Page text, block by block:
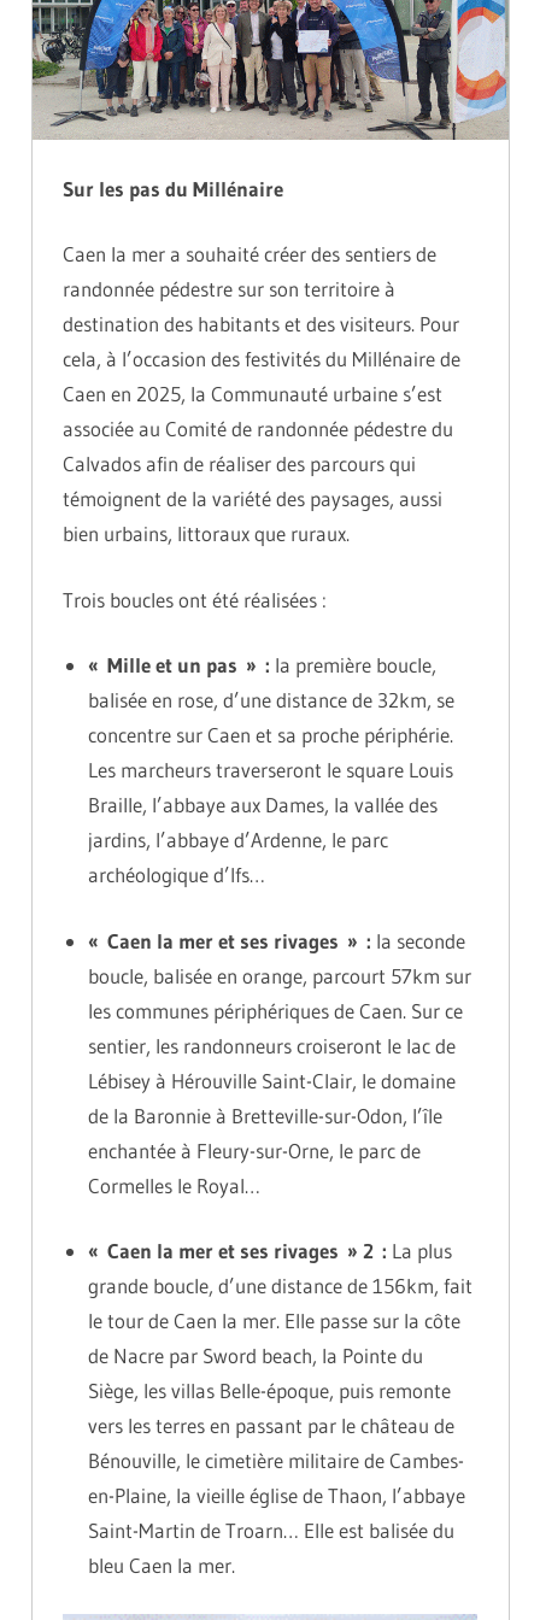
Sur les pas du Millénaire
Caen la mer a souhaité créer des sentiers de
randonnée pédestre sur son territoire à
destination des habitants et des visiteurs. Pour
cela, à l’occasion des festivités du Millénaire de
Caen en 2025, la Communauté urbaine s’est
associée au Comité de randonnée pédestre du
Calvados afin de réaliser des parcours qui
témoignent de la variété des paysages, aussi
bien urbains, littoraux que ruraux.
Trois boucles ont été réalisées :
« Mille et un pas » : la première boucle,
balisée en rose, d’une distance de 32km, se
concentre sur Caen et sa proche périphérie.
Les marcheurs traverseront le square Louis
Braille, l’abbaye aux Dames, la vallée des
jardins, l’abbaye d’Ardenne, le parc
archéologique d’Ifs…
« Caen la mer et ses rivages » : la seconde
boucle, balisée en orange, parcourt 57km sur
les communes périphériques de Caen. Sur ce
sentier, les randonneurs croiseront le lac de
Lébisey à Hérouville Saint-Clair, le domaine
de la Baronnie à Bretteville-sur-Odon, l’île
enchantée à Fleury-sur-Orne, le parc de
Cormelles le Royal…
« Caen la mer et ses rivages » 2 : La plus
grande boucle, d’une distance de 156km, fait
le tour de Caen la mer. Elle passe sur la côte
de Nacre par Sword beach, la Pointe du
Siège, les villas Belle-époque, puis remonte
vers les terres en passant par le château de
Bénouville, le cimetière militaire de Cambes-
en-Plaine, la vieille église de Thaon, l’abbaye
Saint-Martin de Troarn… Elle est balisée du
bleu Caen la mer.